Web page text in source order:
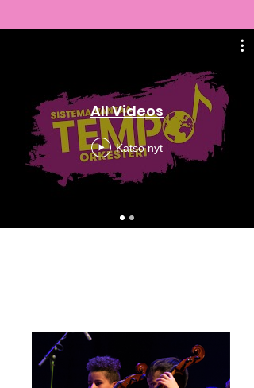
All Videos
Katso nyt